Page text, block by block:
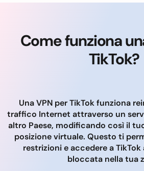
Come funziona
TikTok?
Una VPN per TikTok funziona
traffico Internet attraverso un
altro Paese, modificando così il
posizione virtuale. Questo ti
restrizioni e accedere a TikTok
bloccata nella tua